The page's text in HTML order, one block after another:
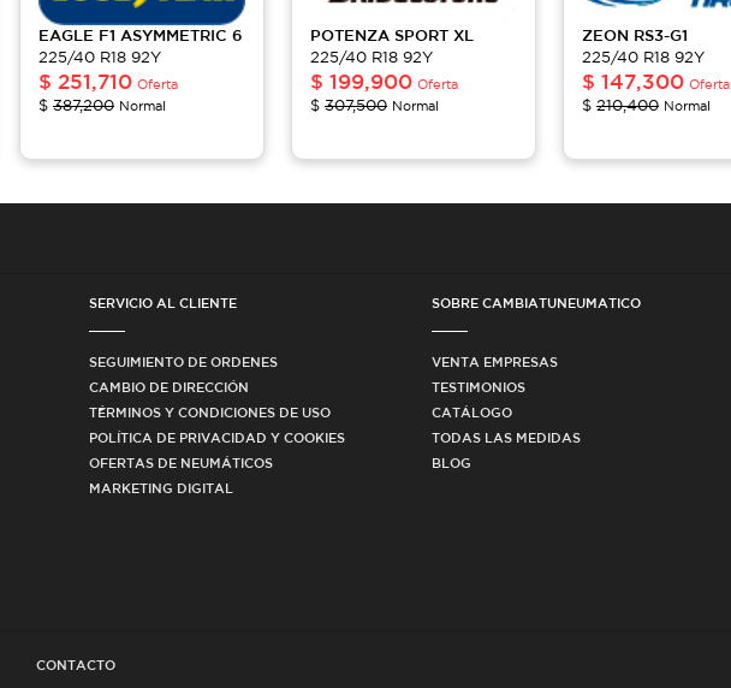
EAGLE F1 ASYMMETRIC 6
225/40 R18 92Y
$ 251,710 Oferta
$ 387,200 Normal
POTENZA SPORT XL
225/40 R18 92Y
$ 199,900 Oferta
$ 307,500 Normal
ZEON RS3-G1
225/40 R18 92Y
$ 147,300 Oferta
$ 210,400 Normal
SERVICIO AL CLIENTE
SEGUIMIENTO DE ORDENES
CAMBIO DE DIRECCIÓN
TÉRMINOS Y CONDICIONES DE USO
POLÍTICA DE PRIVACIDAD Y COOKIES
OFERTAS DE NEUMÁTICOS
MARKETING DIGITAL
SOBRE CAMBIATUNEUMATICO
VENTA EMPRESAS
TESTIMONIOS
CATÁLOGO
TODAS LAS MEDIDAS
BLOG
CONTACTO